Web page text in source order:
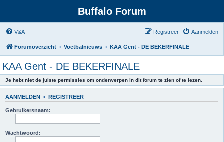
Buffalo Forum
V&A Aanmelden
Registreer
Forumoverzicht Voetbalnieuws KAA Gent - DE BEKERFINALE
KAA Gent - DE BEKERFINALE
Je hebt niet de juiste permissies om onderwerpen in dit forum te zien of te lezen.
AANMELDEN • REGISTREER
Gebruikersnaam:
Wachtwoord: